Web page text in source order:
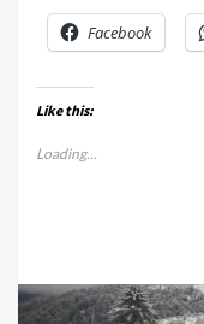
Facebook
Like this:
Loading...